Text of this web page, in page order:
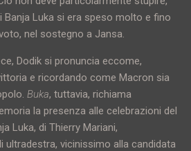
Luka si era speso molto e fino
nel sostegno a Jansa.
Dodik si pronuncia eccome,
e ricordando come Macron sia
Buka, tuttavia, richiama
la presenza alle celebrazioni del
Luka, di Thierry Mariani,
ultradestra, vicinissimo alla candidata